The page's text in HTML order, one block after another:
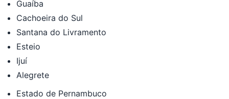
Guaíba
Cachoeira do Sul
Santana do Livramento
Esteio
Ijuí
Alegrete
Estado de Pernambuco